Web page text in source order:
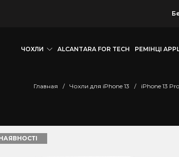
ЧОХЛИ ALCANTARA FOR TECH РЕМІНЦІ
Главная / Чохли для iPhone 13 / iPhone 13